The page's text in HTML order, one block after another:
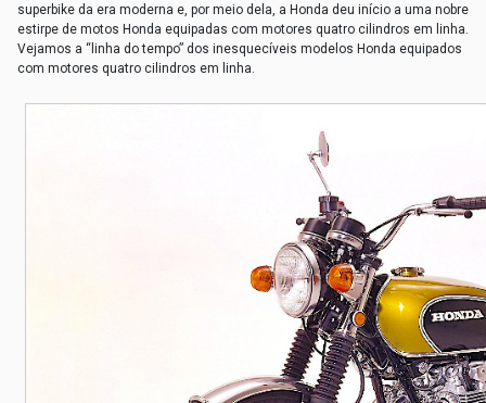
superbike da era moderna e, por meio dela, a Honda deu início a uma nobre
estirpe de motos Honda equipadas com motores quatro cilindros em linha.
Vejamos a “linha do tempo” dos inesquecíveis modelos Honda equipados
com motores quatro cilindros em linha.